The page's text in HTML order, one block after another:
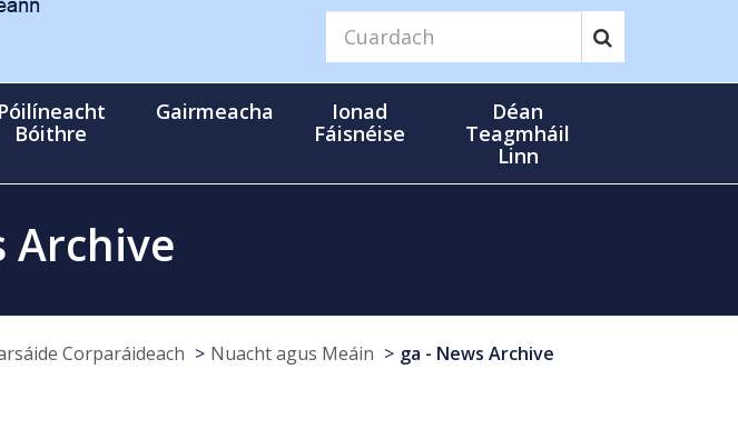
Póilíneacht
Bóithre
Gairmeacha
Ionad
Fáisnéise
Déan
Teagmháil
Linn
Archive
Corparáideach Nuacht agus Meáin
ga - News Archive